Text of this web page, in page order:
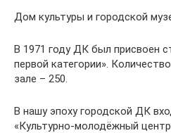
Дом культуры и городской
В 1971 году ДК был присвоен
первой категории».
зале – 250.
В нашу эпоху городской ДК
«Культурно-молодёжный